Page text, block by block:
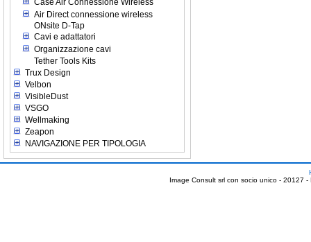
Air Direct connessione wireless
ONsite D-Tap
Cavi e adattatori
Organizzazione cavi
Tether Tools Kits
Trux Design
Velbon
VisibleDust
VSGO
Wellmaking
Zeapon
NAVIGAZIONE PER TIPOLOGIA
Image Consult srl con socio unico - 20127